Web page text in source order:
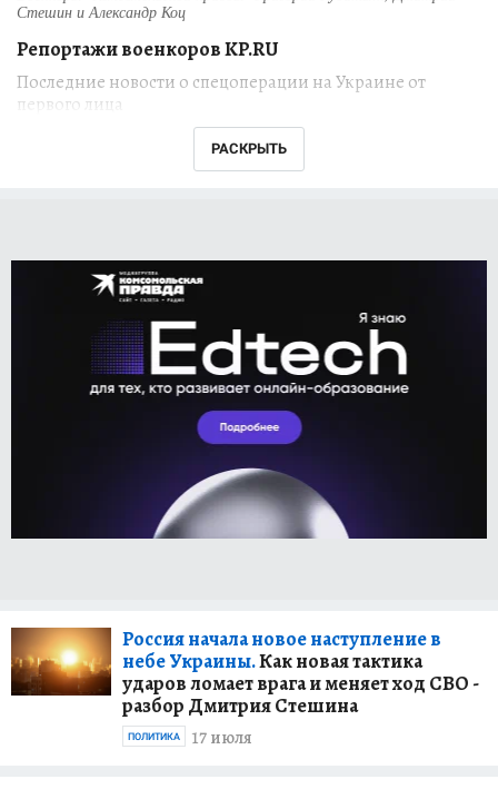
Репортажи военкоров KP.RU
Последние новости о спецоперации на Украине от
первого лица
РАСКРЫТЬ
Стешин и Александр Коц
Григорий Кубатьяннаходятся на передовой
российской специальной военной операции
на Украине. Их свежие репортажи из
наиболее горячих точек ежедневно
публикуются на сайте KP.RU.
Что происходит в зоне боевых действий? Как
обстоят дела в тылу? Как проходит
восстановление Мариуполя и других городов,
пострадавших от обстрелов украинских
националистов? Что говорят жители ДНР,
ЛНР, Запорожья и Херсона? На эти и другие
Александр Коц, Дмитрий Стешин, Григорий
Кубатьян в своих репортажах всегда готовы
поделиться с читателями интересными
деталями, своими наблюдениями и
оперативно взять комментарии у
Россия начала новое наступление в
небе Украины.Как новая тактика
ударов ломает врага и меняет ход СВО -
разбор Дмитрия Стешина
17 июля
ПОЛИТИКА